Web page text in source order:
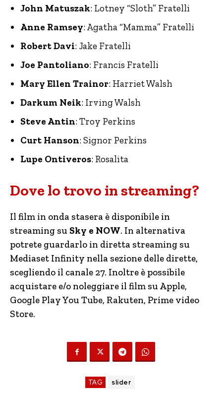
John Matuszak: Lotney “Sloth” Fratelli
Anne Ramsey: Agatha “Mamma” Fratelli
Robert Davi: Jake Fratelli
Joe Pantoliano: Francis Fratelli
Mary Ellen Trainor: Harriet Walsh
Darkum Neik: Irving Walsh
Steve Antin: Troy Perkins
Curt Hanson: Signor Perkins
Lupe Ontiveros: Rosalita
Dove lo trovo in streaming?
Il film in onda stasera è disponibile in
streaming su Sky e NOW. In alternativa
potrete guardarlo in diretta streaming su
Mediaset Infinity nella sezione delle dirette,
scegliendo il canale 27. Inoltre è possibile
acquistare e/o noleggiare il film su Apple,
Google Play You Tube, Rakuten, Prime video
Store.
TAG slider